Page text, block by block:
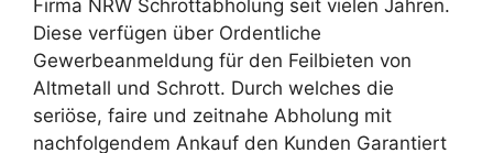
Firma NRW Schrottabholung seit vielen Jahren.
Diese verfügen über Ordentliche
Gewerbeanmeldung für den Feilbieten von
Altmetall und Schrott. Durch welches die
seriöse, faire und zeitnahe Abholung mit
nachfolgendem Ankauf den Kunden Garantiert